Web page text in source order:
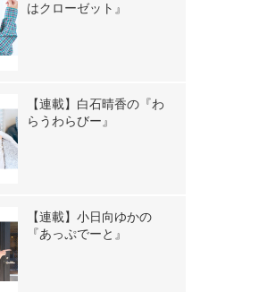
はクローゼット』
【連載】白石晴香の『わ
らうわらびー』
【連載】小日向ゆかの
『あっぷでーと』